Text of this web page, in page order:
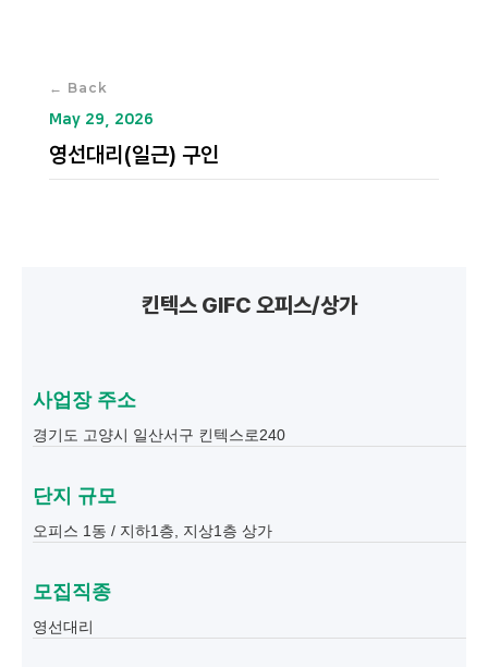
← Back
May 29, 2026
영선대리(일근) 구인
킨텍스 GIFC 오피스/상가
사업장 주소
경기도 고양시 일산서구 킨텍스로240
단지 규모
오피스 1동 / 지하1층, 지상1층 상가
모집직종
영선대리